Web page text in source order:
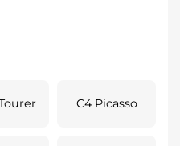
C4 Picasso